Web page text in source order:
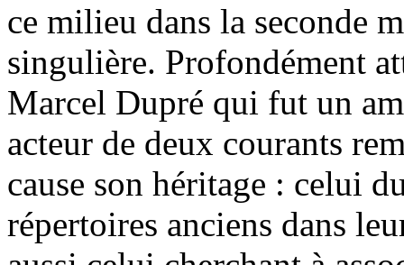
ce milieu dans la seconde
singulière. Profondément
Marcel Dupré qui fut un
acteur de deux courants
cause son héritage : celui
répertoires anciens dans